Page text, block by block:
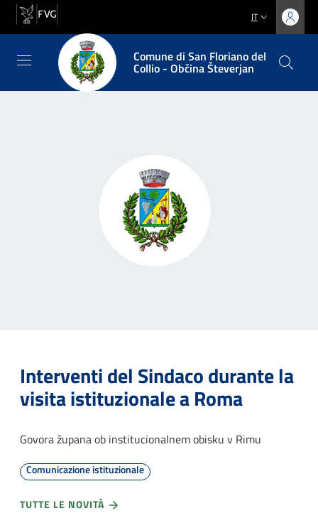
IT
Comune di San Floriano del
Collio - Občina Števerjan
Interventi del Sindaco durante la
visita istituzionale a Roma
Govora župana ob institucionalnem obisku v Rimu
Comunicazione istituzionale
TUTTE LE NOVITÀ